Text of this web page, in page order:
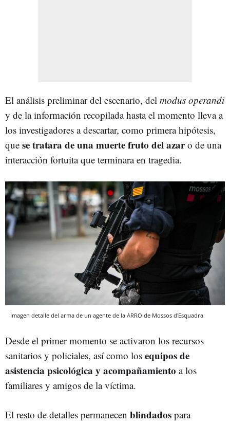
El análisis preliminar del escenario, del modus operandi
y de la información recopilada hasta el momento lleva a
los investigadores a descartar, como primera hipótesis,
que se tratara de una muerte fruto del azaro de una
interacción fortuita que terminara en tragedia.
Imagen detalle del arma de un agente de la ARRO de Mossos d'Esquadra
Desde el primer momento se activaron los recursos
sanitarios y policiales, así como los equipos de
asistencia psicológica y acompañamiento a los
familiares y amigos de la víctima.
El resto de detalles permanecen blindados para